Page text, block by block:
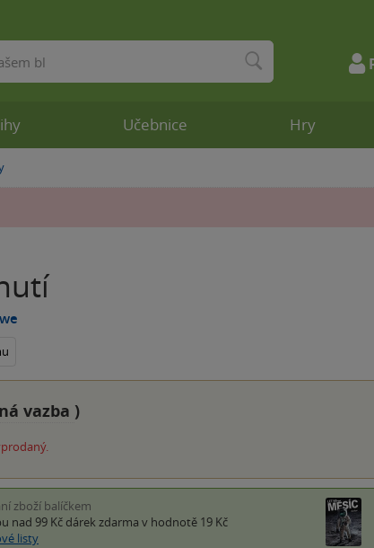
vazba )
zboží balíčkem
nad 99 Kč dárek zdarma v hodnotě 19 Kč
listy
Učebnice Hry